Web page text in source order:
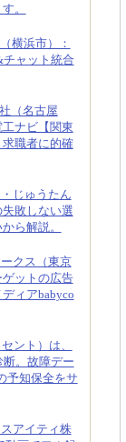
。
横浜市）：
ャット統合
（名古屋
ナビ【関東
職者に的確
じゅうたん
敗しない選
ら解説。
クス（東京
ットの広告
ィアbabyco
ント）は、
。故障デー
予知保全をサ
アイティ株